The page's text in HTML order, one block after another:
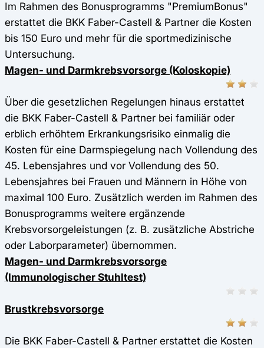
Im Rahmen des Bonusprogramms "PremiumBonus"
erstattet die BKK Faber-Castell & Partner die Kosten
bis 150 Euro und mehr für die sportmedizinische
Untersuchung.
Magen- und Darmkrebsvorsorge (Koloskopie)
Über die gesetzlichen Regelungen hinaus erstattet
die BKK Faber-Castell & Partner bei familiär oder
erblich erhöhtem Erkrankungsrisiko einmalig die
Kosten für eine Darmspiegelung nach Vollendung des
45. Lebensjahres und vor Vollendung des 50.
Lebensjahres bei Frauen und Männern in Höhe von
maximal 100 Euro. Zusätzlich werden im Rahmen des
Bonusprogramms weitere ergänzende
Krebsvorsorgeleistungen (z. B. zusätzliche Abstriche
oder Laborparameter) übernommen.
Magen- und Darmkrebsvorsorge
(Immunologischer Stuhltest)
Brustkrebsvorsorge
Die BKK Faber-Castell & Partner erstattet die Kosten